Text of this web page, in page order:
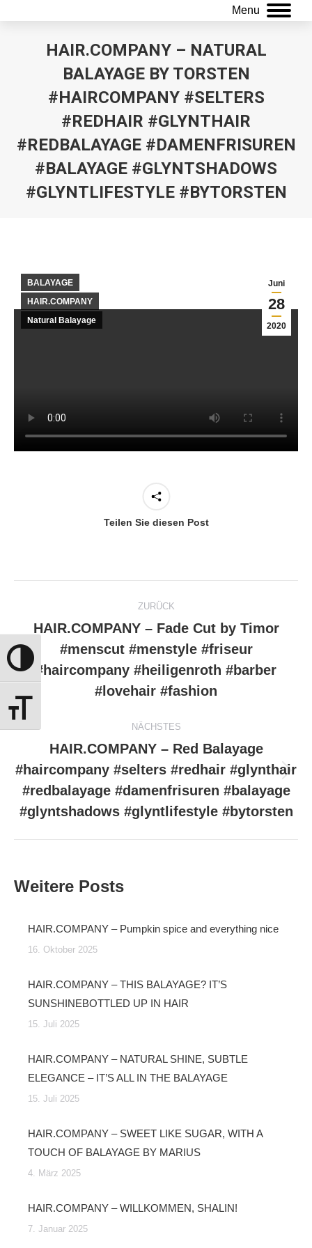
Umschalten auf hohe Kontraste
Schrift vergrößern
Menu
HAIR.COMPANY – NATURAL
BALAYAGE BY TORSTEN
#HAIRCOMPANY #SELTERS
#REDHAIR #GLYNTHAIR
#REDBALAYAGE #DAMENFRISUREN
#BALAYAGE #GLYNTSHADOWS
#GLYNTLIFESTYLE #BYTORSTEN
Juni
28
2020
BALAYAGE
HAIR.COMPANY
Natural Balayage
Teilen Sie diesen Post
Kommentarnavigation
ZURÜCK
Vorheriger
Beitrag:
HAIR.COMPANY – Fade Cut by Timor
#menscut #menstyle #friseur
#haircompany #heiligenroth #barber
#lovehair #fashion
NÄCHSTES
Beitrag:
HAIR.COMPANY – Red Balayage
#haircompany #selters #redhair #glynthair
#redbalayage #damenfrisuren #balayage
#glyntshadows #glyntlifestyle #bytorsten
Weitere Posts
HAIR.COMPANY – Pumpkin spice and everything nice
16. Oktober 2025
HAIR.COMPANY – THIS BALAYAGE? IT’S
SUNSHINEBOTTLED UP IN HAIR
15. Juli 2025
HAIR.COMPANY – NATURAL SHINE, SUBTLE
ELEGANCE – IT’S ALL IN THE BALAYAGE
15. Juli 2025
HAIR.COMPANY – SWEET LIKE SUGAR, WITH A
TOUCH OF BALAYAGE BY MARIUS
4. März 2025
HAIR.COMPANY – WILLKOMMEN, SHALIN!
7. Januar 2025